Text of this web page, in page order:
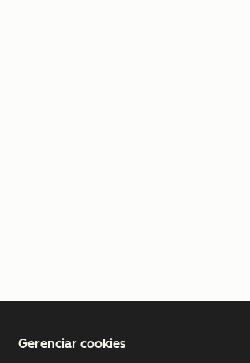
Gerenciar cookies